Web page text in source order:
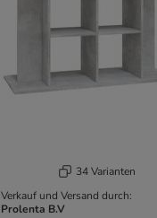
34 Varianten
Verkauf und Versand durch:
Prolenta B.V